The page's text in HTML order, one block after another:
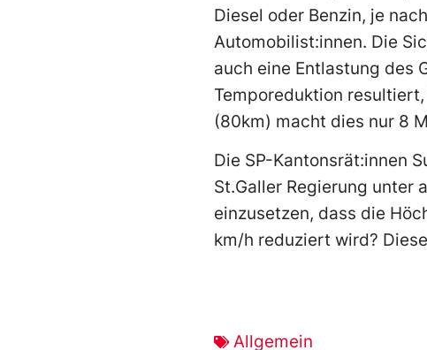
Diesel oder Benzin, je
Automobilist:innen. Die
auch eine Entlastung des
Temporeduktion
(80km) macht dies nur 8
Die SP-Kantonsrät:innen
St.Galler Regierung unter
einzusetzen, dass die
km/h reduziert wird?
Allgemein